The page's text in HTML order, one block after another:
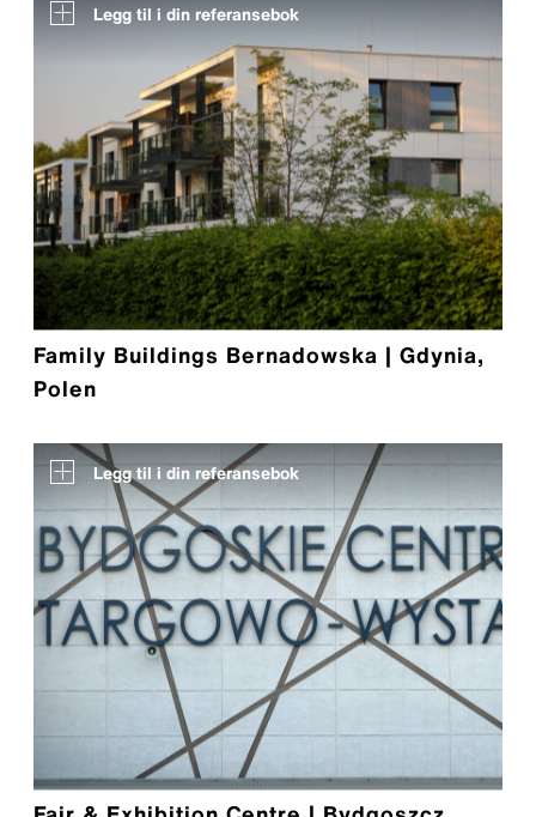
Legg til i din referansebok
Family Buildings Bernadowska | Gdynia,
Polen
Legg til i din referansebok